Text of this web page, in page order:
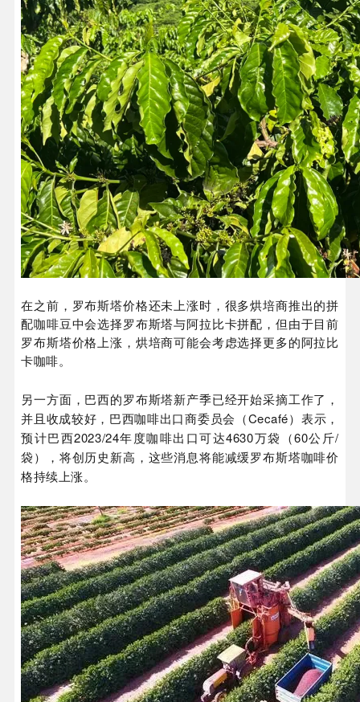
在之前，罗布斯塔价格还未上涨时，很多烘培商推出的拼
配咖啡豆中会选择罗布斯塔与阿拉比卡拼配，但由于目前
罗布斯塔价格上涨，烘培商可能会考虑选择更多的阿拉比
卡咖啡。
另一方面，巴西的罗布斯塔新产季已经开始采摘工作了，
并且收成较好，巴西咖啡出口商委员会（Cecafé）表示，
预计巴西2023/24年度咖啡出口可达4630万袋（60公斤/
袋），将创历史新高， 这些消息将能减缓罗布斯塔咖啡价
格持续上涨。